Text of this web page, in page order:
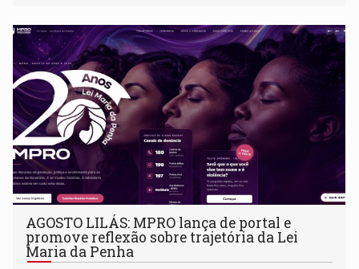
AGOSTO LILÁS: MPRO lança de portal e
promove reflexão sobre trajetória da Lei
Maria da Penha